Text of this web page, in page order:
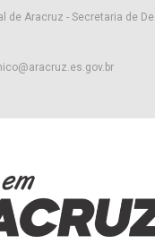
de Aracruz - Secretaria de